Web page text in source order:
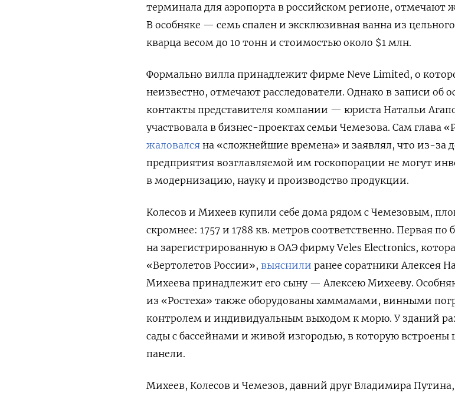
терминала для аэропорта в российском регионе, отмечают
В особняке — семь спален и эксклюзивная ванна из
кварца весом до 10 тонн и стоимостью около $1 млн.
Формально вилла принадлежит фирме Neve Limited, о
неизвестно, отмечают расследователи. Однако в записи об
контакты представителя компании — юриста Натальи
участвовала в бизнес-проектах семьи Чемезова. Сам глава
жаловался на «сложнейшие времена» и заявлял, что из-за
предприятия возглавляемой им госкопорации не могут
в модернизацию, науку и производство продукции.
Колесов и Михеев купили себе дома рядом с Чемезовым,
скромнее: 1757 и 1788 кв. метров соответственно. Первая по
на зарегистрированную в ОАЭ фирму Veles Electronics,
«Вертолетов России», выяснили ранее соратники Алексея
Михеева принадлежит его сыну — Алексею Михееву.
из «Ростеха» также оборудованы хаммамами, винными
контролем и индивидуальным выходом к морю. У зданий
сады с бассейнами и живой изгородью, в которую
панели.
Михеев, Колесов и Чемезов, давний друг Владимира Путина,